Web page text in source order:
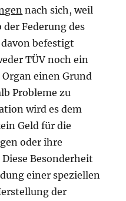
nach sich, weil
Federung des
befestigt
TÜV noch ein
einen Grund
Probleme zu
wird es dem
Geld für die
oder ihre
Besonderheit
einer speziellen
der